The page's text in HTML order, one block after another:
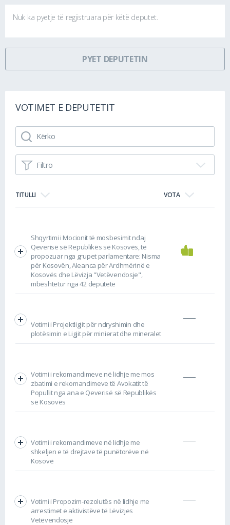
Nuk ka pyetje të regjistruara për këtë deputet.
PYET DEPUTETIN
VOTIMET E DEPUTETIT
Filtro
TITULLI VOTA
Shqyrtimi i Mocionit të mosbesimit ndaj
Qeverisë së Republikës së Kosovës, të
propozuar nga grupet parlamentare: Nisma
për Kosovën, Aleanca për Ardhmërinë e
Kosovës dhe Lëvizja "Vetëvendosje",
mbështetur nga 42 deputetë
Votimi i Projektligjit për ndryshimin dhe
plotësimin e Ligjit për minierat dhe mineralet
Votimi i rekomandimeve në lidhje me mos
zbatimi e rekomandimeve të Avokatit të
Popullit nga ana e Qeverisë së Republikës
së Kosovës
Votimi i rekomandimeve në lidhje me
shkeljen e të drejtave të punëtorëve në
Kosovë
Votimi i Propozim-rezolutës në lidhje me
arrestimet e aktivistëve të Lëvizjes
Vetëvendosje